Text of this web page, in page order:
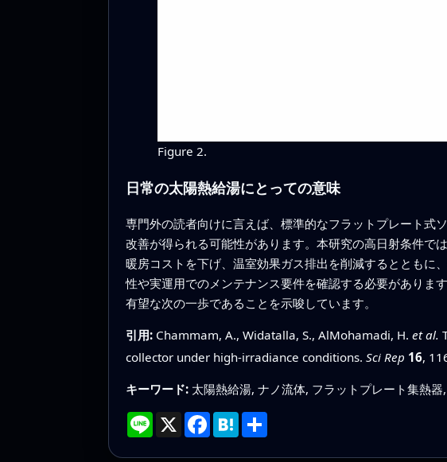
Figure 2.
日常の太陽熱給湯にとっての意味
専門外の読者向けに言えば、標準的なフラットプレート式
改善が得られる可能性があります。本研究の高日射条件で
暖房コストを下げ、温室効果ガス排出を削減するとともに
性や実運用でのメンテナンス要件を確認する必要がありま
有望な次の一歩であることを示唆しています。
引用: Chammam, A., Widatalla, S., AlMohamadi, H. et al.
collector under high‑irradiance conditions. Sci Rep 16,
キーワード: 太陽熱給湯, ナノ流体, フラットプレート集熱
Line X Facebook
Hatena
共
有